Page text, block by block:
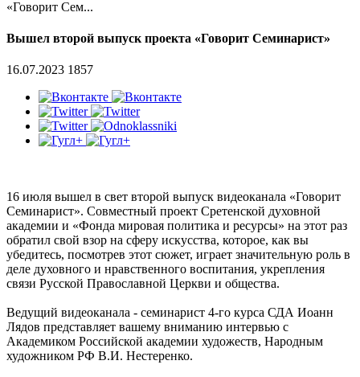
«Говорит Сем...
Вышел второй выпуск проекта «Говорит Семинарист»
16.07.2023 1857
16 июля вышел в свет второй выпуск видеоканала «Говорит
Семинарист». Совместный проект Сретенской духовной
академии и «Фонда мировая политика и ресурсы» на этот раз
обратил свой взор на сферу искусства, которое, как вы
убедитесь, посмотрев этот сюжет, играет значительную роль в
деле духовного и нравственного воспитания, укрепления
связи Русской Православной Церкви и общества.
Ведущий видеоканала - семинарист 4-го курса СДА Иоанн
Лядов представляет вашему вниманию интервью с
Академиком Российской академии художеств, Народным
художником РФ В.И. Нестеренко.